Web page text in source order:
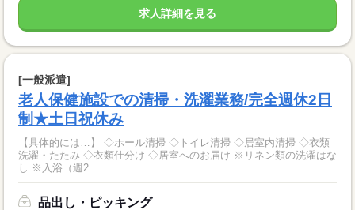
求人詳細を見る
[一般派遣]
老人保健施設での清掃・洗濯業務/完全週休2日
制★土日祝休み
【具体的には…】 ◇ホール清掃 ◇トイレ清掃 ◇居室内清掃 ◇衣類
洗濯・たたみ ◇衣類仕分け ◇居室へのお届け ※リネン類の洗濯はな
し ※入浴（週2...
品出し・ピッキング